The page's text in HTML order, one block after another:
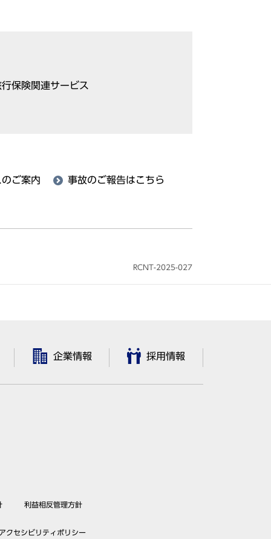
保険関連サービス
ご案内 事故のご報告はこちら
RCNT-2025-027
企業情報 採用情報
利益相反管理方針
クセシビリティポリシー